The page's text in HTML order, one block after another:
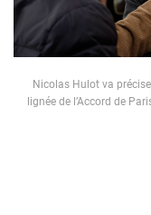
Nicolas Hulot va
lignée de l’Accord de